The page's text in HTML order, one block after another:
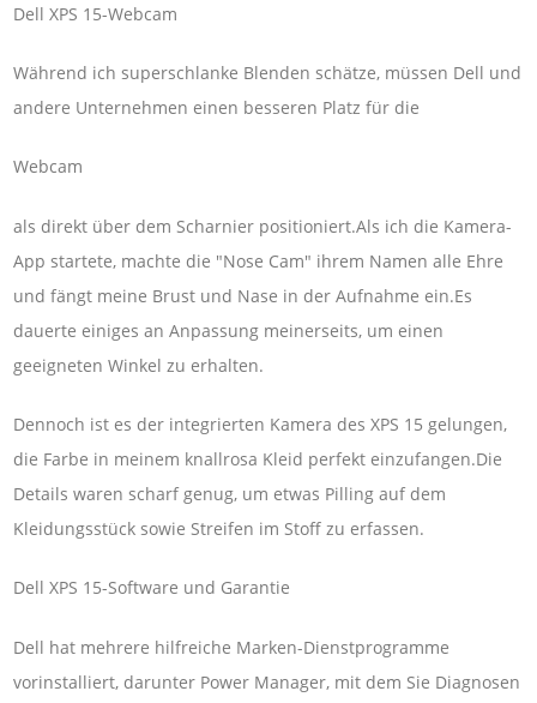
Dell XPS 15-Webcam
Während ich superschlanke Blenden schätze, müssen Dell und
andere Unternehmen einen besseren Platz für die
Webcam
als direkt über dem Scharnier positioniert.Als ich die Kamera-
App startete, machte die "Nose Cam" ihrem Namen alle Ehre
und fängt meine Brust und Nase in der Aufnahme ein.Es
dauerte einiges an Anpassung meinerseits, um einen
geeigneten Winkel zu erhalten.
Dennoch ist es der integrierten Kamera des XPS 15 gelungen,
die Farbe in meinem knallrosa Kleid perfekt einzufangen.Die
Details waren scharf genug, um etwas Pilling auf dem
Kleidungsstück sowie Streifen im Stoff zu erfassen.
Dell XPS 15-Software und Garantie
Dell hat mehrere hilfreiche Marken-Dienstprogramme
vorinstalliert, darunter Power Manager, mit dem Sie Diagnosen